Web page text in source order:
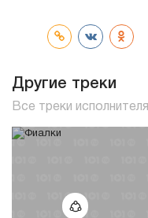
Другие треки
Все треки исполнителя